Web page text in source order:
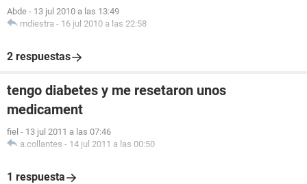
Abde - 13 jul 2010 a las 13:49
mdiestra - 16 jul 2010 a las 22:58
2 respuestas
tengo diabetes y me resetaron unos
medicament
fiel - 13 jul 2011 a las 07:46
a.collantes - 14 jul 2011 a las 00:50
1 respuesta